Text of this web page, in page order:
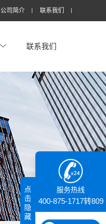
公司简介 联系我们
联系我们
服务热线
400-875-1717转809
点
击
隐
藏